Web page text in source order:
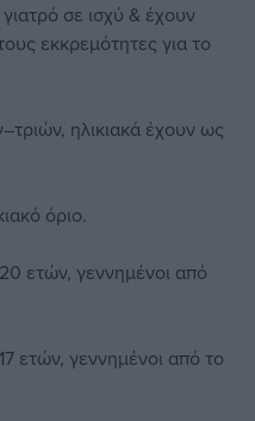
σε ισχύ & έχουν
εκκρεμότητες για το
ηλικιακά έχουν ως
όριο.
ετών, γεννημένοι από
ετών, γεννημένοι από το